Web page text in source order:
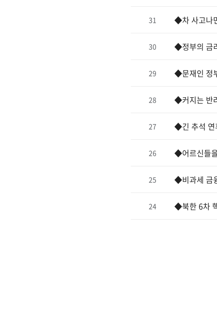
31 ◆차 사고나
30 ◆정부의 금
29 ◆문재인 정
28 ◆커지는 반
27 ◆긴 추석 연
26 ◆어르신들
25 ◆비과세 금
24 ◆북한 6차